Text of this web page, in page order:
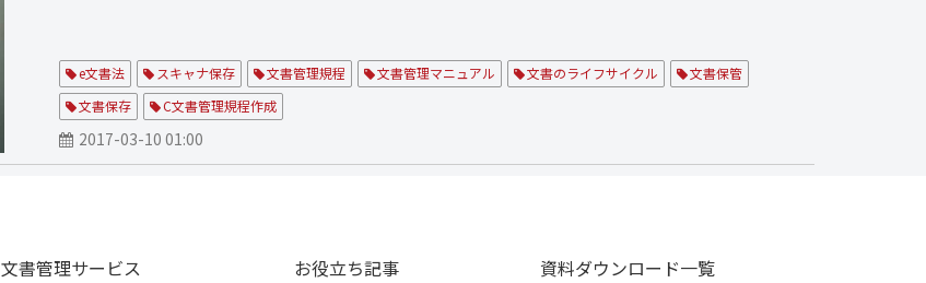
e文書法 スキャナ保存 文書管理規程 文書管理マニュアル 文書のライフサイクル
文書保管
文書保存
C文書管理規程作成
2017-03-10 01:00
文書管理サービス
お役立ち記事
資料ダウンロード一覧